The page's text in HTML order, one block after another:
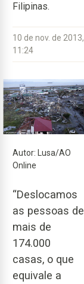
Filipinas.
10 de nov. de 2013,
11:24
Autor: Lusa/AO
Online
“Deslocamos
as pessoas de
mais de
174.000
casas, o que
equivale a